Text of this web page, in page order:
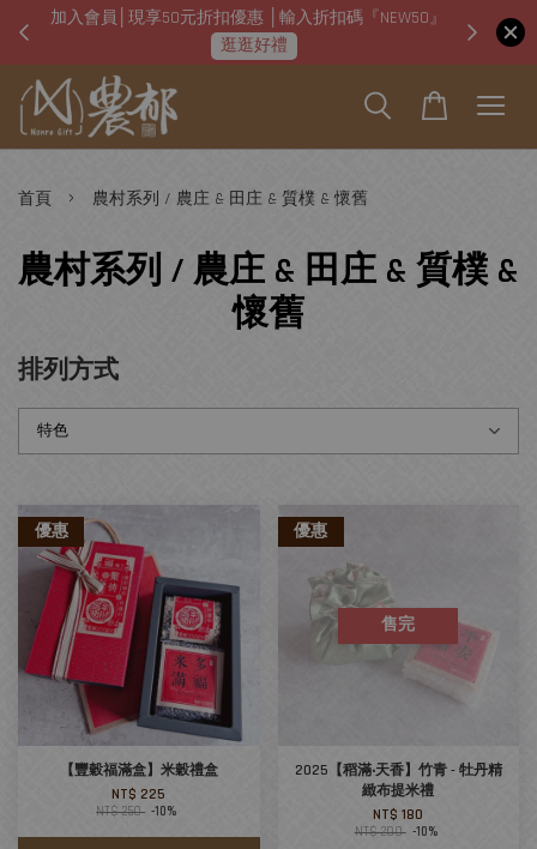
加入會員│現享50元折扣優惠 │輸入折扣碼『NEW50』
逛逛好禮
即日
首頁 › 農村系列 / 農庄 & 田庄 & 質樸 & 懷舊
農村系列 / 農庄 & 田庄 & 質樸 &
懷舊
排列方式
優惠
【豐穀福滿盒】米穀禮盒
NT$ 225
NT$ 250 -10%
優惠
售完
2025【稻滿‧天香】竹青 - 牡丹精
緻布提米禮
NT$ 180
NT$ 200 -10%